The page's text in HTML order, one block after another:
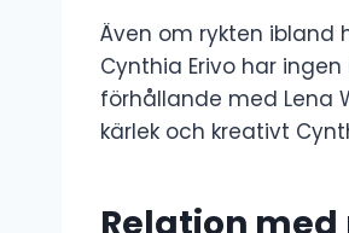
Även om rykten ibland
Cynthia Erivo har
förhållande med Lena
kärlek och kreativt
Relation